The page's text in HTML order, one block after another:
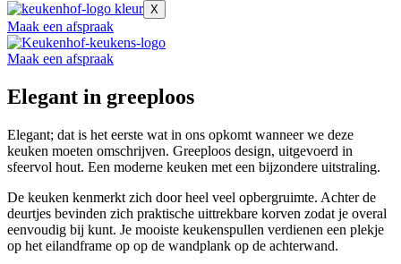
X
Maak een afspraak
Maak een afspraak
Elegant in greeploos
Elegant; dat is het eerste wat in ons opkomt wanneer we deze
keuken moeten omschrijven. Greeploos design, uitgevoerd in
sfeervol hout. Een moderne keuken met een bijzondere uitstraling.
De keuken kenmerkt zich door heel veel opbergruimte. Achter de
deurtjes bevinden zich praktische uittrekbare korven zodat je overal
eenvoudig bij kunt. Je mooiste keukenspullen verdienen een plekje
op het eilandframe op op de wandplank op de achterwand.